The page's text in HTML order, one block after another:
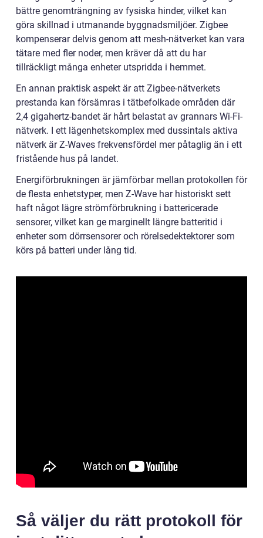
bättre genomträngning av fysiska hinder, vilket kan
göra skillnad i utmanande byggnadsmiljöer. Zigbee
kompenserar delvis genom att mesh-nätverket kan vara
tätare med fler noder, men kräver då att du har
tillräckligt många enheter utspridda i hemmet.
En annan praktisk aspekt är att Zigbee-nätverkets
prestanda kan försämras i tätbefolkade områden där
2,4 gigahertz-bandet är hårt belastat av grannars Wi-Fi-
nätverk. I ett lägenhetskomplex med dussintals aktiva
nätverk är Z-Waves frekvensfördel mer påtaglig än i ett
fristående hus på landet.
Energiförbrukningen är jämförbar mellan protokollen för
de flesta enhetstyper, men Z-Wave har historiskt sett
haft något lägre strömförbrukning i battericerade
sensorer, vilket kan ge marginellt längre batteritid i
enheter som dörrsensorer och rörelsedektektorer som
körs på batteri under lång tid.
Så väljer du rätt protokoll för